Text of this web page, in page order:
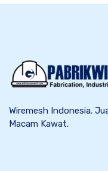
Wiremesh Indonesia.
Macam Kawat.